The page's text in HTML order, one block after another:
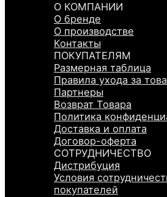
О КОМПАНИИ
О бренде
О производстве
Контакты
ПОКУПАТЕЛЯМ
Размерная таблица
Правила ухода за
Партнеры
Возврат Товара
Политика
Доставка и оплата
Договор-оферта
СОТРУДНИЧЕСТВО
Дистрибуция
Условия
покупателей